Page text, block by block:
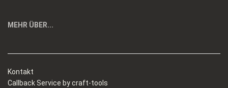
MEHR ÜBER...
Kontakt
Callback Service by craft-tools